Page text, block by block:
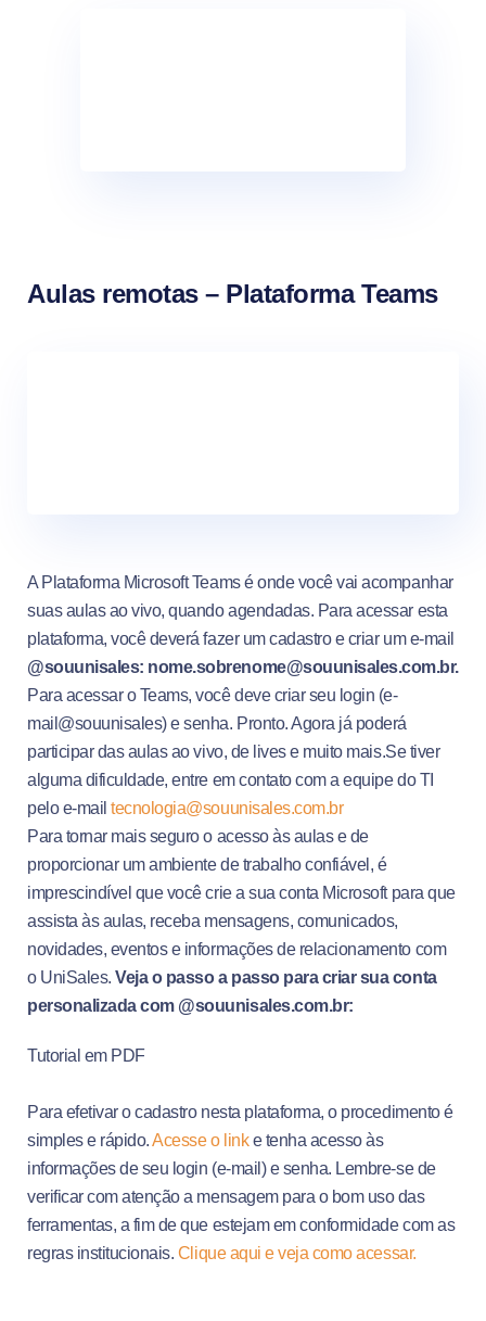
Aulas remotas – Plataforma Teams
A Plataforma Microsoft Teams é onde você vai acompanhar
suas aulas ao vivo, quando agendadas. Para acessar esta
plataforma, você deverá fazer um cadastro e criar um e-mail
@souunisales: nome.sobrenome@souunisales.com.br.
Para acessar o Teams, você deve criar seu login (e-
mail@souunisales) e senha. Pronto. Agora já poderá
participar das aulas ao vivo, de lives e muito mais.Se tiver
alguma dificuldade, entre em contato com a equipe do TI
pelo e-mailtecnologia@souunisales.com.br
Para tornar mais seguro o acesso às aulas e de
proporcionar um ambiente de trabalho confiável, é
imprescindível que você crie a sua conta Microsoft para que
assista às aulas, receba mensagens, comunicados,
novidades, eventos e informações de relacionamento com
o UniSales.Veja o passo a passo para criar sua conta
personalizada com @souunisales.com.br:
Tutorial em PDF
Para efetivar o cadastro nesta plataforma, o procedimento é
simples e rápido.Acesse o linke tenha acesso às
informações de seu login (e-mail) e senha. Lembre-se de
verificar com atenção a mensagem para o bom uso das
ferramentas, a fim de que estejam em conformidade com as
regras institucionais. Clique aqui e veja como acessar.